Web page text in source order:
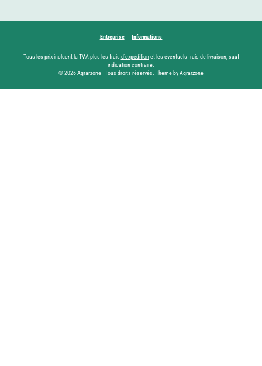
Entreprise Informations
Tous les prix incluent la TVA plus les frais d'expéditionet les éventuels frais de livraison, sauf
indication contraire.
© 2026 Agrarzone - Tous droits réservés. Theme by Agrarzone